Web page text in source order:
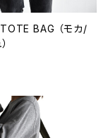
BAG （モカ/